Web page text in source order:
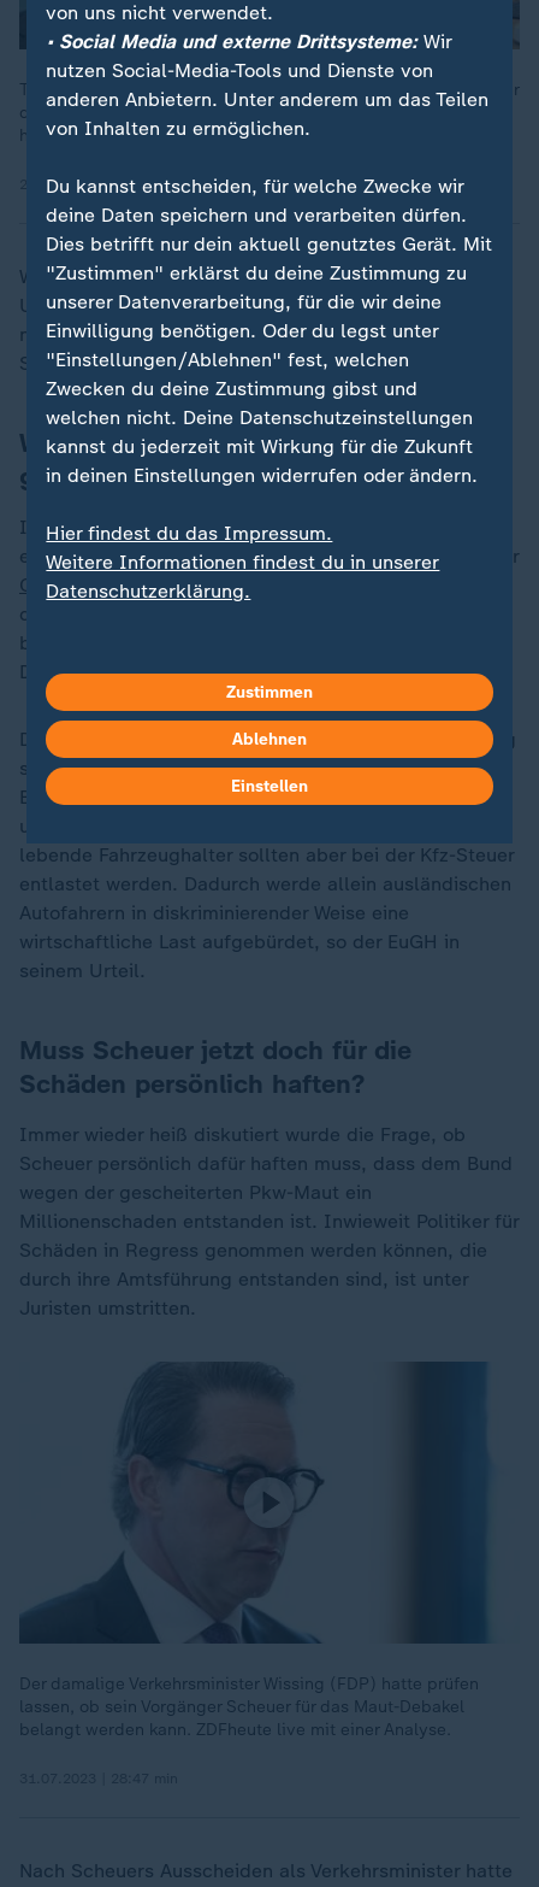
Trotz aller Warnungen hat Andreas Scheuer als Verkehrsminister
die Maut-Verträge unterschrieben. Das Projekt scheiterte. Wer
haftet jetzt für die 243 Millonen Euro Schulden?
25.07.2023 | 8:12 min
Während der Abschlussbericht des
Untersuchungsausschusses Scheuer keine Lüge
nachweisen konnte, erhob die Opposition in einem
Sondervotum schwere Vorwürfe.
Warum hatte der EuGH die Pkw-Maut
gekippt?
Im Juni 2019 hatte der EuGH die Pkw-Maut für
europarechtswidrig erklärt und das Prestigeprojekt der
CSUdamit gekippt. Die Richter monierten damals,
dass die im Wahlkampf als "Ausländer-Maut"
beworbene Abgabe gegen das europarechtliche
Diskriminierungsverbot verstoße.
Denn nach den Plänen der damaligen Bundesregierung
sollten zwar alle Autofahrer für die Nutzung von
Bundesfernstraßen eine Maut zahlen müssen -
unabhängig von ihrem Wohnort. In Deutschland
lebende Fahrzeughalter sollten aber bei der Kfz-Steuer
entlastet werden. Dadurch werde allein ausländischen
Autofahrern in diskriminierender Weise eine
wirtschaftliche Last aufgebürdet, so der EuGH in
seinem Urteil.
Muss Scheuer jetzt doch für die
Schäden persönlich haften?
Immer wieder heiß diskutiert wurde die Frage, ob
Scheuer persönlich dafür haften muss, dass dem Bund
wegen der gescheiterten Pkw-Maut ein
Millionenschaden entstanden ist. Inwieweit Politiker für
Schäden in Regress genommen werden können, die
durch ihre Amtsführung entstanden sind, ist unter
Juristen umstritten.
Der damalige Verkehrsminister Wissing (FDP) hatte prüfen
lassen, ob sein Vorgänger Scheuer für das Maut-Debakel
belangt werden kann. ZDFheute live mit einer Analyse.
Nach Scheuers Ausscheiden als Verkehrsminister hatte
von uns nicht verwendet.
• Social Media und externe Drittsysteme:Wir
nutzen Social-Media-Tools und Dienste von
anderen Anbietern. Unter anderem um das Teilen
von Inhalten zu ermöglichen.
Du kannst entscheiden, für welche Zwecke wir
deine Daten speichern und verarbeiten dürfen.
Dies betrifft nur dein aktuell genutztes Gerät. Mit
"Zustimmen" erklärst du deine Zustimmung zu
unserer Datenverarbeitung, für die wir deine
Einwilligung benötigen. Oder du legst unter
"Einstellungen/Ablehnen" fest, welchen
Zwecken du deine Zustimmung gibst und
welchen nicht. Deine Datenschutzeinstellungen
kannst du jederzeit mit Wirkung für die Zukunft
in deinen Einstellungen widerrufen oder ändern.
Hier findest du das Impressum.
Weitere Informationen findest du in unserer
Datenschutzerklärung.
Zustimmen
Ablehnen
Einstellen